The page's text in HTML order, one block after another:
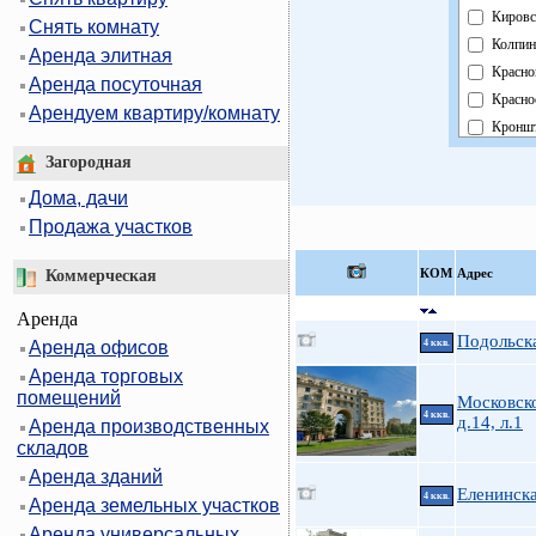
Снять комнату
Аренда элитная
Аренда посуточная
Арендуем квартиру/комнату
Загородная
Дома, дачи
Продажа участков
Коммерческая
Аренда
Аренда офисов
Аренда торговых
помещений
Аренда производственных
складов
Аренда зданий
Аренда земельных участков
КOМ Адрес
4 ккв.
4 ккв.
д.14, л.1
4 ккв.